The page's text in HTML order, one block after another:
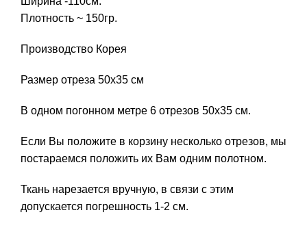
Плотность ~ 150гр.
Производство Корея
Размер отреза 50х35 см
В одном погонном метре 6 отрезов 50х35 см.
Если Вы положите в корзину несколько отрезов, мы
постараемся положить их Вам одним полотном.
Ткань нарезается вручную, в связи с этим
допускается погрешность 1-2 см.